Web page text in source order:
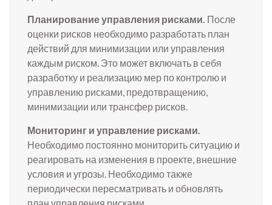
Планирование управления рисками. После
оценки рисков необходимо разработать план
действий для минимизации или управления
каждым риском. Это может включать в себя
разработку и реализацию мер по контролю и
управлению рисками, предотвращению,
минимизации или трансфер рисков.
Мониторинг и управление рисками.
Необходимо постоянно мониторить ситуацию и
реагировать на изменения в проекте, внешние
условия и угрозы. Необходимо также
периодически пересматривать и обновлять